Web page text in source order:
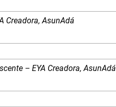
Creadora, AsunAdá
– EYA Creadora, AsunAdá